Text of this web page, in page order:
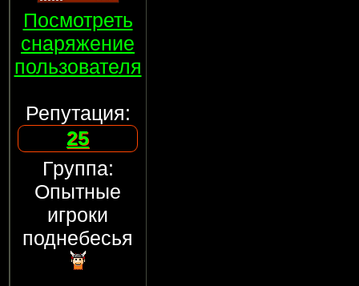
Посмотреть
снаряжение
пользователя
Репутация:
25
Группа:
Опытные
игроки
поднебесья